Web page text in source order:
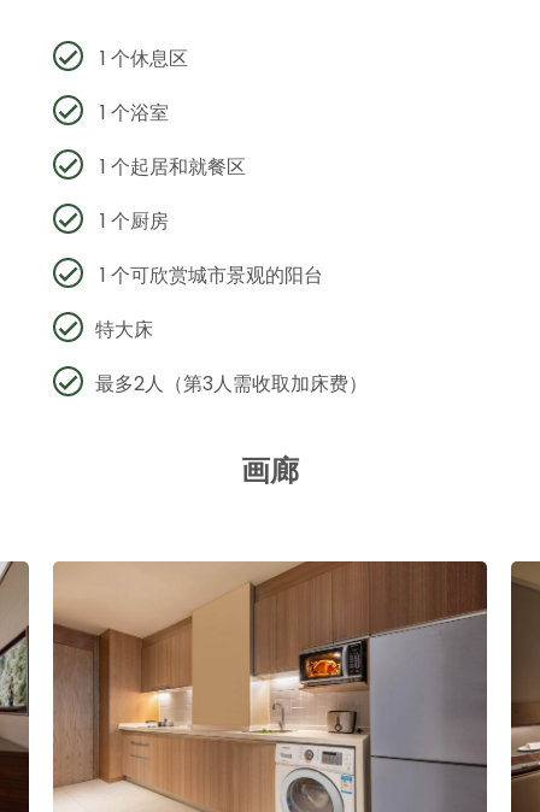
1 个休息区
1 个浴室
1 个起居和就餐区
1 个厨房
1 个可欣赏城市景观的阳台
特大床
最多2人（第3人需收取加床费）
画廊